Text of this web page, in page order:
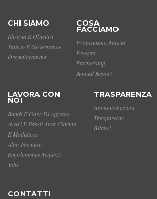
CHI SIAMO
Identità E Obiettivi
Statuto E Governance
Organigramma
COSA
FACCIAMO
Programma Attività
Progetti
Partnership
Annual Report
LAVORA CON
NOI
Bandi E Gare Di Appalto
Avvisi E Bandi Area Cinema
E Mediateca
Albo Fornitori
Regolamento Acquisti
Jobs
TRASPARENZA
Amministrazione
Trasparente
Bilanci
CONTATTI